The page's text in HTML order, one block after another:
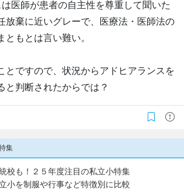
医師が患者の自主性を尊重して聞いた
放棄に近いグレーで、医療法・医師法の
ともとは言い難い。
とですので、状況からアドヒアランスを
と判断されたからでは？